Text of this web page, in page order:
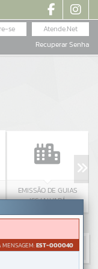
Atende.Net
se
Recuperar Senha
EMISSÃO DE GUIAS
ISS/ALVARÁ
MENSAGEM:EST-000040